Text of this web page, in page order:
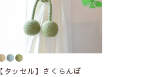
【タッセル】さくらんぼ